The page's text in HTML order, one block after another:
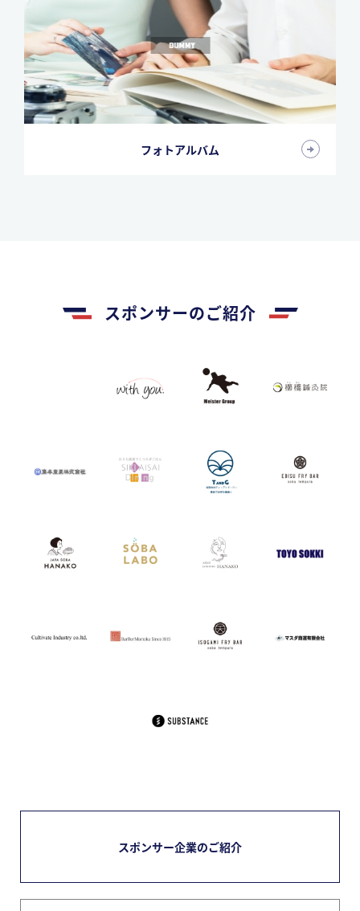
フォトアルバム
スポンサーのご紹介
スポンサー企業のご紹介